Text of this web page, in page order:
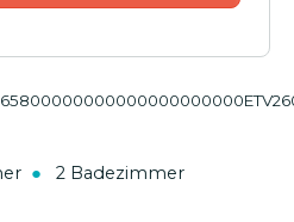
2 Badezimmer